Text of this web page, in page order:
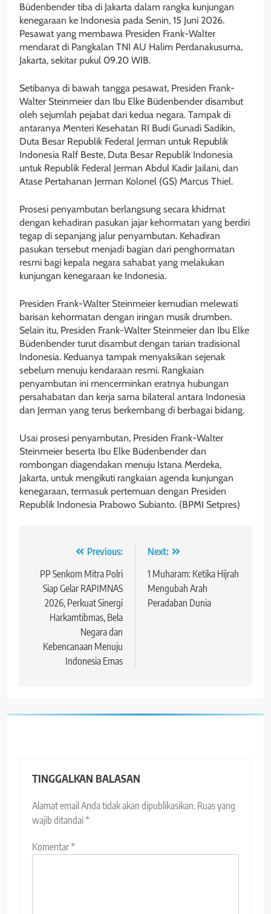
Büdenbender tiba di Jakarta dalam rangka kunjungan
kenegaraan ke Indonesia pada Senin, 15 Juni 2026.
Pesawat yang membawa Presiden Frank-Walter
mendarat di Pangkalan TNI AU Halim Perdanakusuma,
Jakarta, sekitar pukul 09.20 WIB.
Setibanya di bawah tangga pesawat, Presiden Frank-
Walter Steinmeier dan Ibu Elke Büdenbender disambut
oleh sejumlah pejabat dari kedua negara. Tampak di
antaranya Menteri Kesehatan RI Budi Gunadi Sadikin,
Duta Besar Republik Federal Jerman untuk Republik
Indonesia Ralf Beste, Duta Besar Republik Indonesia
untuk Republik Federal Jerman Abdul Kadir Jailani, dan
Atase Pertahanan Jerman Kolonel (GS) Marcus Thiel.
Prosesi penyambutan berlangsung secara khidmat
dengan kehadiran pasukan jajar kehormatan yang berdiri
tegap di sepanjang jalur penyambutan. Kehadiran
pasukan tersebut menjadi bagian dari penghormatan
resmi bagi kepala negara sahabat yang melakukan
kunjungan kenegaraan ke Indonesia.
Presiden Frank-Walter Steinmeier kemudian melewati
barisan kehormatan dengan iringan musik drumben.
Selain itu, Presiden Frank-Walter Steinmeier dan Ibu Elke
Büdenbender turut disambut dengan tarian tradisional
Indonesia. Keduanya tampak menyaksikan sejenak
sebelum menuju kendaraan resmi. Rangkaian
penyambutan ini mencerminkan eratnya hubungan
persahabatan dan kerja sama bilateral antara Indonesia
dan Jerman yang terus berkembang di berbagai bidang.
Usai prosesi penyambutan, Presiden Frank-Walter
Steinmeier beserta Ibu Elke Büdenbender dan
rombongan diagendakan menuju Istana Merdeka,
Jakarta, untuk mengikuti rangkaian agenda kunjungan
kenegaraan, termasuk pertemuan dengan Presiden
Republik Indonesia Prabowo Subianto. (BPMI Setpres)
Navigasi
pos
Previous:
PP Senkom Mitra Polri
Siap Gelar RAPIMNAS
2026, Perkuat Sinergi
Harkamtibmas, Bela
Negara dan
Kebencanaan Menuju
Indonesia Emas
Next:
1 Muharam: Ketika Hijrah
Mengubah Arah
Peradaban Dunia
TINGGALKAN BALASAN
Alamat email Anda tidak akan dipublikasikan. Ruas yang
wajib ditandai*
Komentar*